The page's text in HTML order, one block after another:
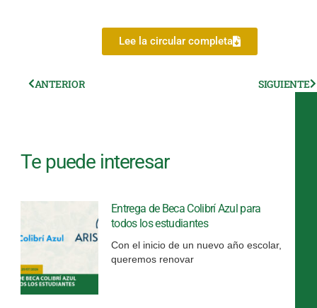
Lee la circular completa
AntANTERIOR SIGUIENTE
Te puede interesar
Entrega de Beca Colibrí Azul para
todos los estudiantes
Con el inicio de un nuevo año escolar,
queremos renovar